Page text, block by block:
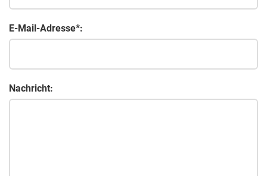
E-Mail-Adresse*:
Nachricht: